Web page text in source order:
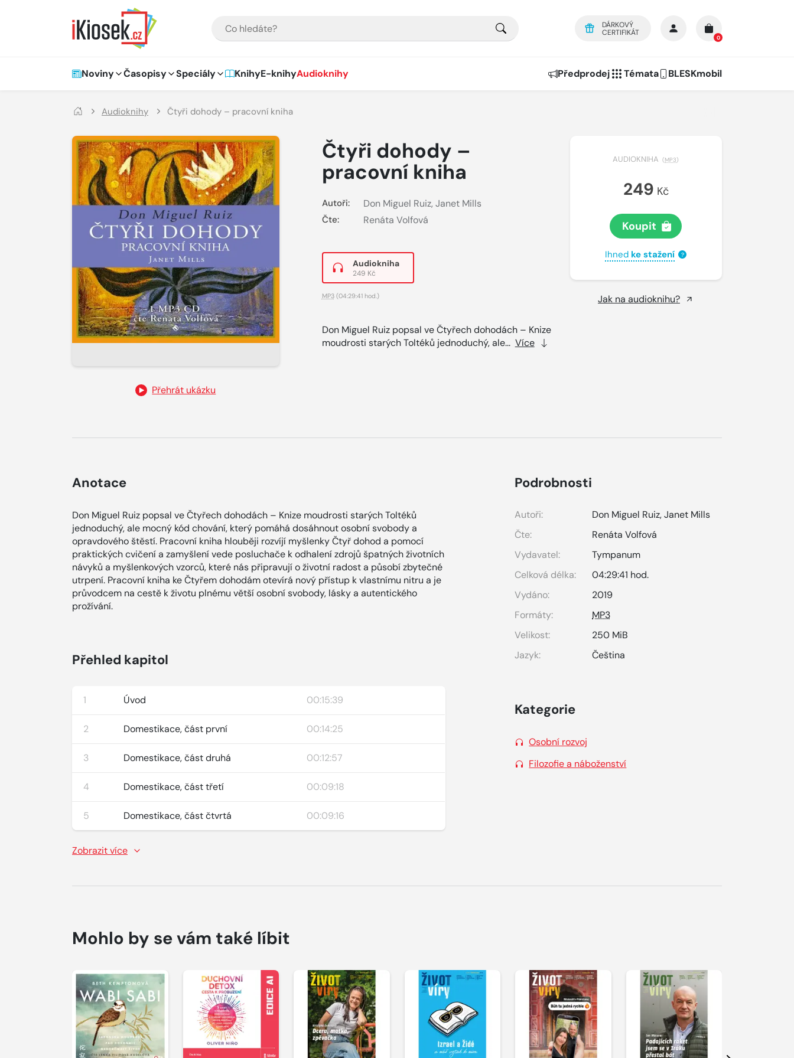
DÁRKOVÝ
CERTIFIKÁT
0
Hlavní navigace
Noviny Časopisy Speciály KnihyE-knihyAudioknihy Předprodej Témata BLESKmobil
Audioknihy Čtyři dohody – pracovní kniha
Přehrát ukázku
Čtyři dohody –
pracovní kniha
Autoři: Don Miguel Ruiz, Janet Mills
Čte: Renáta Volfová
Audiokniha
249 Kč
MP3(04:29:41 hod.)
Don Miguel Ruiz popsal ve Čtyřech dohodách – Knize
moudrosti starých Toltéků jednoduchý, ale... Více
AUDIOKNIHA (MP3)
249 Kč
Koupit
Ihned ke stažení ?
Jak na audioknihu?
Anotace
Don Miguel Ruiz popsal ve Čtyřech dohodách – Knize moudrosti starých Toltéků
jednoduchý, ale mocný kód chování, který pomáhá dosáhnout osobní svobody a
opravdového štěstí. Pracovní kniha hlouběji rozvíjí myšlenky Čtyř dohod a pomocí
praktických cvičení a zamyšlení vede posluchače k odhalení zdrojů špatných životních
návyků a myšlenkových vzorců, které nás připravují o životní radost a působí zbytečné
utrpení. Pracovní kniha ke Čtyřem dohodám otevírá nový přístup k vlastnímu nitru a je
průvodcem na cestě k životu plnému větší osobní svobody, lásky a autentického
prožívání.
Přehled kapitol
1 Úvod 00:15:39
2 Domestikace, část první 00:14:25
3 Domestikace, část druhá 00:12:57
4 Domestikace, část třetí 00:09:18
5 Domestikace, část čtvrtá 00:09:16
Zobrazit více
Podrobnosti
Autoři: Don Miguel Ruiz,Janet Mills
Čte:
Renáta Volfová
Vydavatel:
Tympanum
Celková délka:
04:29:41 hod.
Vydáno:
2019
Formáty:
MP3
Velikost:
250 MiB
Jazyk:
Čeština
Kategorie
Osobní rozvoj
Filozofie a náboženství
Mohlo by se vám také líbit
Přehrát
ukázku
Přehrát
ukázku
Přehrát
ukázku
Přehrát Přehrát
ukázku
Přehrát
ukázku